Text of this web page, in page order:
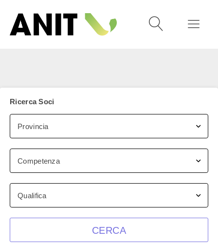
Ricerca Soci
Provincia
Competenza
Qualifica
CERCA